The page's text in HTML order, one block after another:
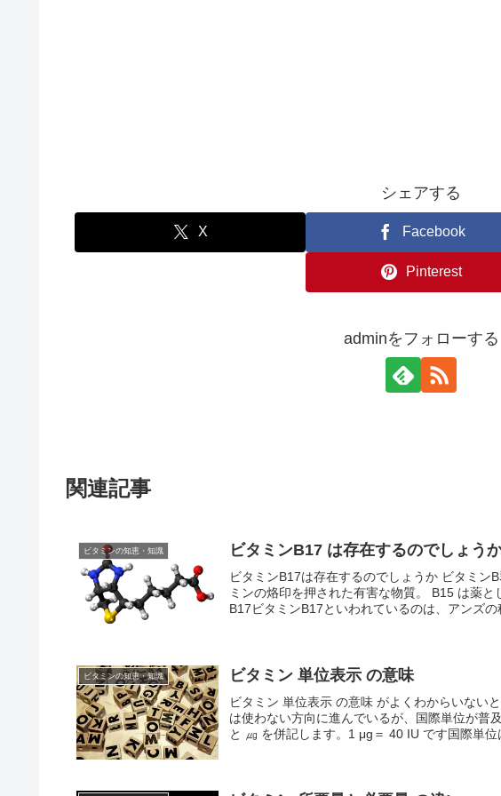
シェアする
X Facebook
Pinterest
adminをフォローする
関連記事
ビタミンの知恵・知識 ビタミンB17 は存在するのでしょう
ビタミンB17は存在するのでしょうか ビタミン
ミンの烙印を押された有害な物質。 B15 は薬
B17ビタミンB17といわれているのは、アンズの
ビタミンの知恵・知識 ビタミン 単位表示 の意味
ビタミン 単位表示 の意味 がよくわからいない
は使わない方向に進んでいるが、国際単位が普
と ㎍ を併記します。1 μg＝ 40 IU です国際単位